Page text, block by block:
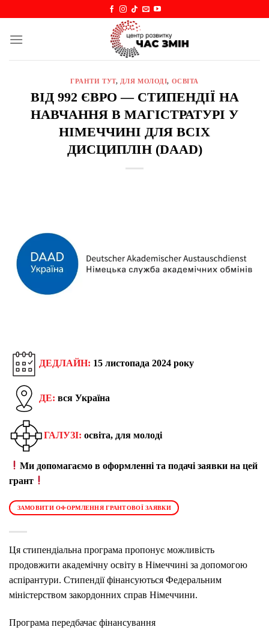
content
ГРАНТИ ТУТ, ДЛЯ МОЛОДІ, ОСВІТА
ВІД 992 ЄВРО — СТИПЕНДІЇ НА
НАВЧАННЯ В МАГІСТРАТУРІ У
НІМЕЧЧИНІ ДЛЯ ВСІХ
ДИСЦИПЛІН (DAAD)
ДЕДЛАЙН: 15 листопада 2024 року
ДЕ: вся Україна
ГАЛУЗІ: освіта, для молоді
Ми допомагаємо в оформленні та подачі заявки на цей
грант
ЗАМОВИТИ ОФОРМЛЕННЯ ГРАНТОВОЇ ЗАЯВКИ
Ця стипендіальна програма пропонує можливість
продовжити академічну освіту в Німеччині за допомогою
аспірантури. Стипендії фінансуються Федеральним
міністерством закордонних справ Німеччини.
Програма передбачає фінансування